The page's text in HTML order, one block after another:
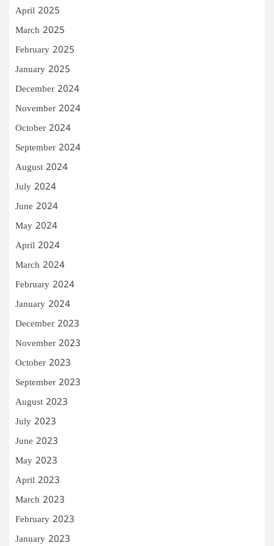
April 2025
March 2025
February 2025
January 2025
December 2024
November 2024
October 2024
September 2024
August 2024
July 2024
June 2024
May 2024
April 2024
March 2024
February 2024
January 2024
December 2023
November 2023
October 2023
September 2023
August 2023
July 2023
June 2023
May 2023
April 2023
March 2023
February 2023
January 2023